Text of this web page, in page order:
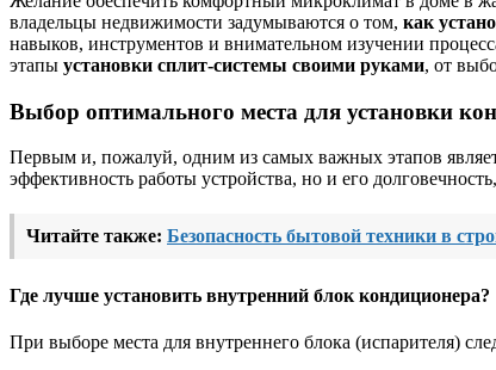
владельцы недвижимости задумываются о том, как
навыков, инструментов и внимательном изучении
этапы установки сплит-системы своими руками, от
Выбор оптимального места для установки
Первым и, пожалуй, одним из самых важных этапов
эффективность работы устройства, но и его
Читайте также: Безопасность бытовой техники в
Где лучше установить внутренний блок кондиционера?
При выборе места для внутреннего блока (испарителя)